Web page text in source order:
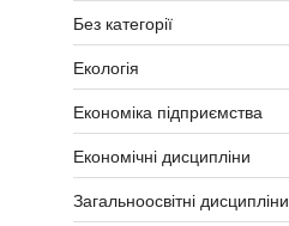
Без категорії
Екологія
Економіка підприємства
Економічні дисципліни
Загальноосвітні дисципліни